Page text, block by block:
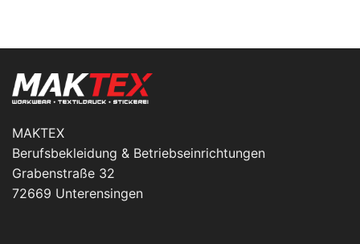
MAKTEX
Berufsbekleidung & Betriebseinrichtungen
Grabenstraße 32
72669 Unterensingen